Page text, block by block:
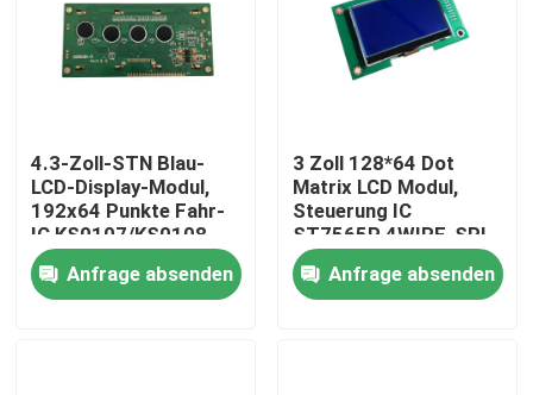
4.3-Zoll-STN Blau-
LCD-Display-Modul,
192x64 Punkte Fahr-
IC KS0107/KS0108
Anfrage absenden
3 Zoll 128*64 Dot
Matrix LCD Modul,
Steuerung IC
ST7565P 4WIRE-SPI
Schnittstelle
Anfrage absenden